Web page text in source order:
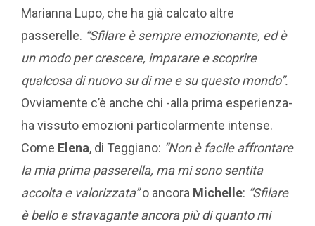
Marianna Lupo, che ha già calcato altre
passerelle. “Sfilare è sempre emozionante, ed è
un modo per crescere, imparare e scoprire
qualcosa di nuovo su di me e su questo mondo”.
Ovviamente c’è anche chi -alla prima esperienza-
ha vissuto emozioni particolarmente intense.
Come Elena, di Teggiano: “Non è facile affrontare
la mia prima passerella, ma mi sono sentita
accolta e valorizzata”o ancora Michelle: “Sfilare
è bello e stravagante ancora più di quanto mi